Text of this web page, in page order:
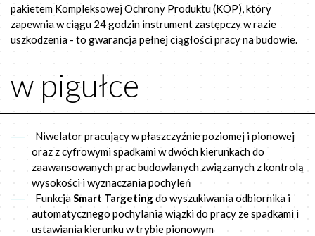
pakietem Kompleksowej Ochrony Produktu (KOP), który
zapewnia w ciągu 24 godzin instrument zastępczy w razie
uszkodzenia - to gwarancja pełnej ciągłości pracy na budowie.
w pigułce
Niwelator pracujący w płaszczyźnie poziomej i pionowej
oraz z cyfrowymi spadkami w dwóch kierunkach do
zaawansowanych prac budowlanych związanych z kontrolą
wysokości i wyznaczania pochyleń
Funkcja Smart Targetingdo wyszukiwania odbiornika i
automatycznego pochylania wiązki do pracy ze spadkami i
ustawiania kierunku w trybie pionowym